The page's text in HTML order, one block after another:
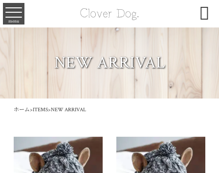
menu 
NEW ARRIVAL
ホーム>ITEMS>NEW ARRIVAL